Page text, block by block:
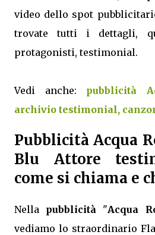
video dello spot
trovate tutti i dettagli,
protagonisti, testimonial.
Vedi anche: pubblicità
archivio testimonial,
Pubblicità Acqua
Blu Attore
come si chiama e
Nella pubblicità "Acqua
vediamo lo straordinario